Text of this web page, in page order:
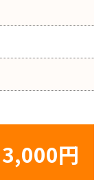
3,000円